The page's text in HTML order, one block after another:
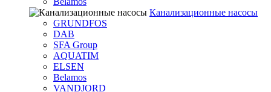
Канализационные насосы
GRUNDFOS
DAB
SFA Group
AQUATIM
ELSEN
Belamos
VANDJORD